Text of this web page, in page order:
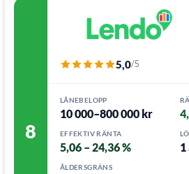
8
5,0/5
LÅNEBELOPP
10 000–800 000 kr
EFFEKTIV RÄNTA
5,06 – 24,36 % 1
ÅLDERSGRÄNS